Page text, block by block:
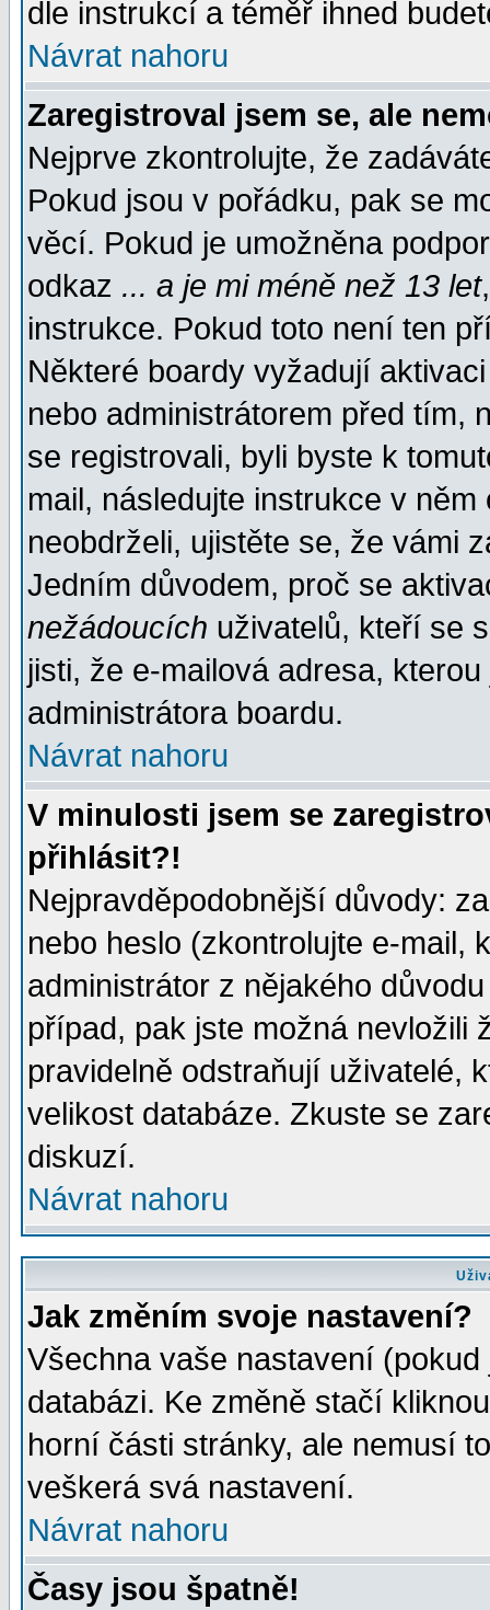
dle instrukcí a téměř ihned
Návrat nahoru
Zaregistroval jsem se, ale
Nejprve zkontrolujte, že
Pokud jsou v pořádku, pak se
věcí. Pokud je umožněna
odkaz ... a je mi méně než 13 let
instrukce. Pokud toto není ten
Některé boardy vyžadují
nebo administrátorem před tím,
se registrovali, byli byste k
mail, následujte instrukce v
neobdrželi, ujistěte se, že vámi
Jedním důvodem, proč se
nežádoucích uživatelů, kteří se
jisti, že e-mailová adresa,
administrátora boardu.
Návrat nahoru
V minulosti jsem se
přihlásit?!
Nejpravděpodobnější důvody:
nebo heslo (zkontrolujte e-mail,
administrátor z nějakého
případ, pak jste možná nevložili
pravidelně odstraňují uživatelé,
velikost databáze. Zkuste se
diskuzí.
Návrat nahoru
Jak změním svoje nastavení?
Všechna vaše nastavení
databázi. Ke změně stačí
horní části stránky, ale nemusí
veškerá svá nastavení.
Návrat nahoru
Časy jsou špatně!